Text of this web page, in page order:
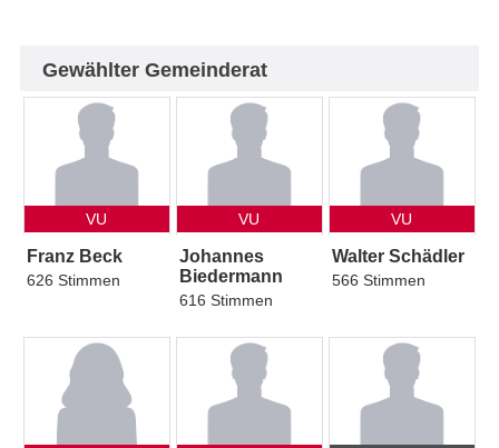
Gewählter Gemeinderat
VU
Franz Beck
626 Stimmen
VU
Johannes
Biedermann
616 Stimmen
VU
Walter Schädler
566 Stimmen